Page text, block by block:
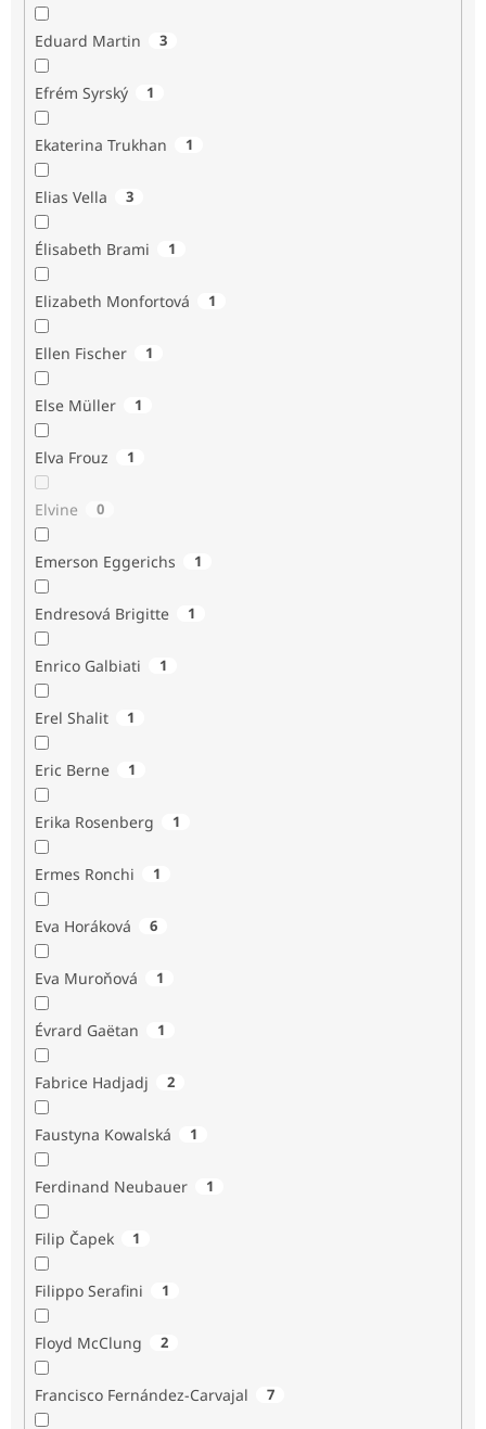
Eduard Martin 3
Efrém Syrský 1
Ekaterina Trukhan 1
Elias Vella 3
Élisabeth Brami 1
Elizabeth Monfortová 1
Ellen Fischer 1
Else Müller 1
Elva Frouz 1
Elvine 0
Emerson Eggerichs 1
Endresová Brigitte 1
Enrico Galbiati 1
Erel Shalit 1
Eric Berne 1
Erika Rosenberg 1
Ermes Ronchi 1
Eva Horáková 6
Eva Muroňová 1
Évrard Gaëtan 1
Fabrice Hadjadj 2
Faustyna Kowalská 1
Ferdinand Neubauer 1
Filip Čapek 1
Filippo Serafini 1
Floyd McClung 2
Francisco Fernández-Carvajal 7